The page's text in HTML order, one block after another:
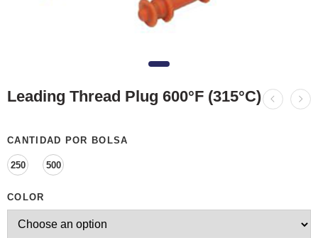
Leading Thread Plug 600°F (315°C)
CANTIDAD POR BOLSA
250 500
COLOR